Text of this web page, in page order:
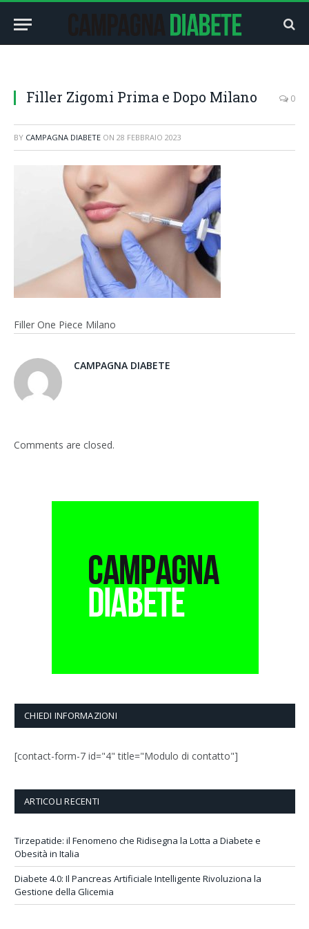
Filler Zigomi Prima e Dopo Milano 0
BY CAMPAGNA DIABETE ON 28 FEBBRAIO 2023
Filler One Piece Milano
CAMPAGNA DIABETE
Comments are closed.
CHIEDI INFORMAZIONI
[contact-form-7 id="4" title="Modulo di contatto"]
ARTICOLI RECENTI
Tirzepatide: il Fenomeno che Ridisegna la Lotta a Diabete e
Obesità in Italia
Diabete 4.0: Il Pancreas Artificiale Intelligente Rivoluziona la
Gestione della Glicemia